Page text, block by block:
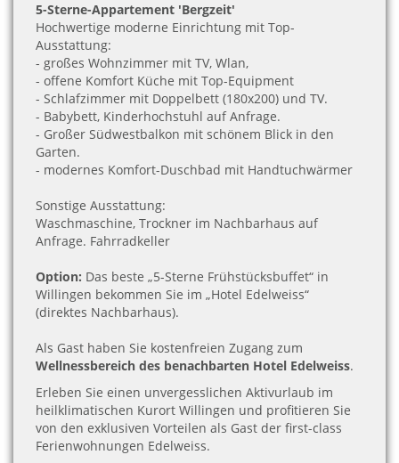
5-Sterne-Appartement 'Bergzeit'
Hochwertige moderne Einrichtung mit Top-
Ausstattung:
- großes Wohnzimmer mit TV, Wlan,
- offene Komfort Küche mit Top-Equipment
- Schlafzimmer mit Doppelbett (180x200) und TV.
- Babybett, Kinderhochstuhl auf Anfrage.
- Großer Südwestbalkon mit schönem Blick in den
Garten.
- modernes Komfort-Duschbad mit Handtuchwärmer
Sonstige Ausstattung:
Waschmaschine, Trockner im Nachbarhaus auf
Anfrage. Fahrradkeller
Option: Das beste „5-Sterne Frühstücksbuffet“ in
Willingen bekommen Sie im „Hotel Edelweiss“
(direktes Nachbarhaus).
Als Gast haben Sie kostenfreien Zugang zum
Wellnessbereich des benachbarten Hotel Edelweiss.
Erleben Sie einen unvergesslichen Aktivurlaub im
heilklimatischen Kurort Willingen und profitieren Sie
von den exklusiven Vorteilen als Gast der first-class
Ferienwohnungen Edelweiss.